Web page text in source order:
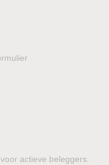
actieve beleggers.